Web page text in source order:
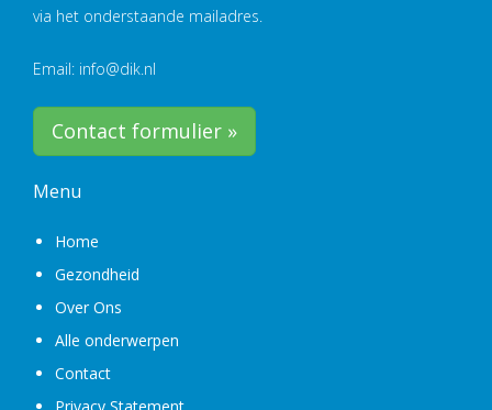
via het onderstaande mailadres.
Email: info@dik.nl
Contact formulier »
Menu
Home
Gezondheid
Over Ons
Alle onderwerpen
Contact